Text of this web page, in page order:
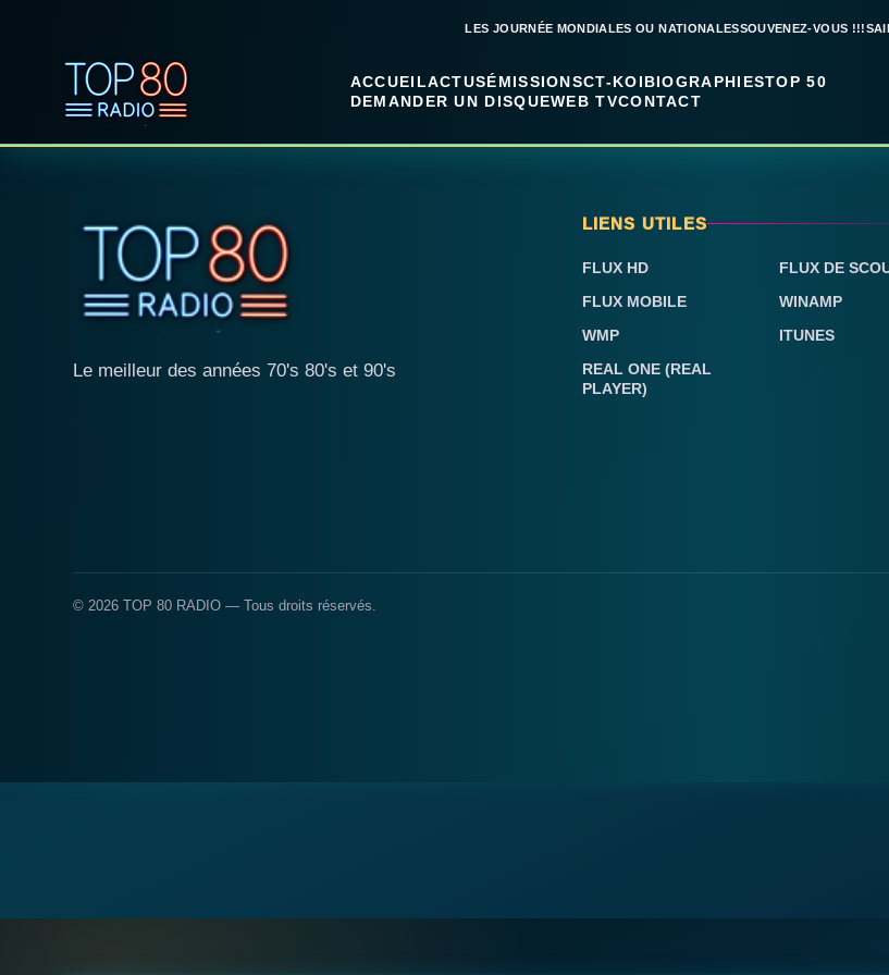
LES JOURNÉE MONDIALES OU NATIONALESSOUVENEZ-VOUS !!!
ACCUEILACTUSÉMISSIONSCT-KOIBIOGRAPHIESTOP 50
DEMANDER UN DISQUEWEB TVCONTACT
Le meilleur des années 70's 80's et 90's
LIENS UTILES
FLUX HD
FLUX DE
FLUX MOBILE
WINAMP
WMP
ITUNES
REAL ONE (REAL
PLAYER)
© 2026 TOP 80 RADIO — Tous droits réservés.